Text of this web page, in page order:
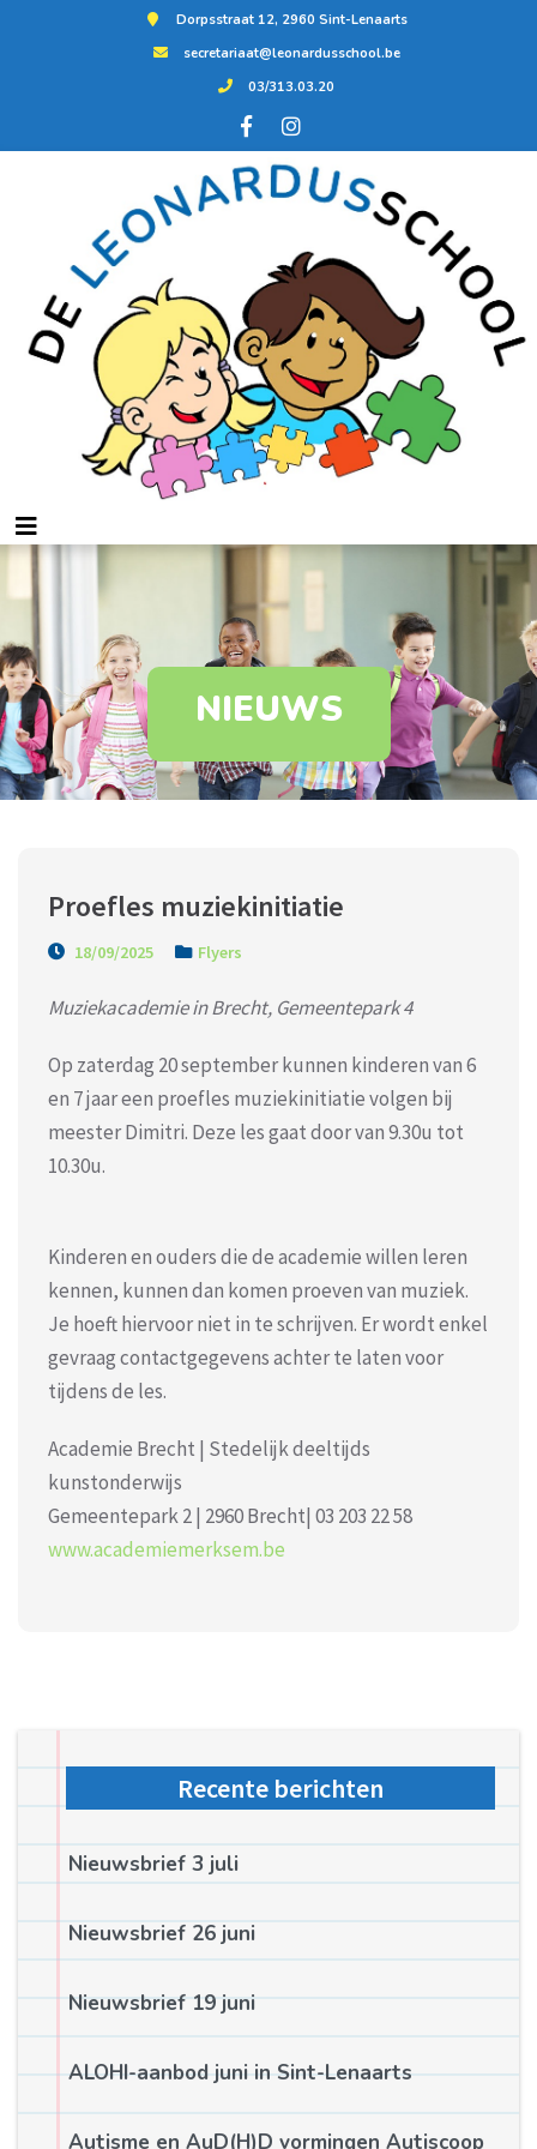
Dorpsstraat 12, 2960 Sint-Lenaarts
secretariaat@leonardusschool.be
03/313.03.20
NIEUWS
Proefles muziekinitiatie
18/09/2025 Flyers
Muziekacademie in Brecht, Gemeentepark 4
Op zaterdag 20 september kunnen kinderen van 6
en 7 jaar een proefles muziekinitiatie volgen bij
meester Dimitri. Deze les gaat door van 9.30u tot
10.30u.
Kinderen en ouders die de academie willen leren
kennen, kunnen dan komen proeven van muziek.
Je hoeft hiervoor niet in te schrijven. Er wordt enkel
gevraag contactgegevens achter te laten voor
tijdens de les.
Academie Brecht | Stedelijk deeltijds
kunstonderwijs
Gemeentepark 2 | 2960 Brecht| 03 203 22 58
www.academiemerksem.be
Recente berichten
Nieuwsbrief 3 juli
Nieuwsbrief 26 juni
Nieuwsbrief 19 juni
ALOHI-aanbod juni in Sint-Lenaarts
Autisme en AuD(H)D vormingen Autiscoop